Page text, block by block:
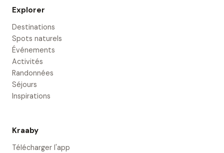
Explorer
Destinations
Spots naturels
Événements
Activités
Randonnées
Séjours
Inspirations
Kraaby
Télécharger l'app